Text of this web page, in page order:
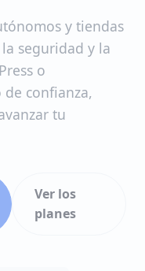
y tiendas
seguridad y la
o
de confianza,
tu
Ver los
planes